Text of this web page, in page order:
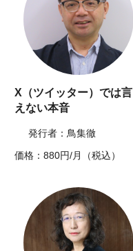
X（ツイッター）では言
えない本音
発行者：鳥集徹
価格：880円/月（税込）